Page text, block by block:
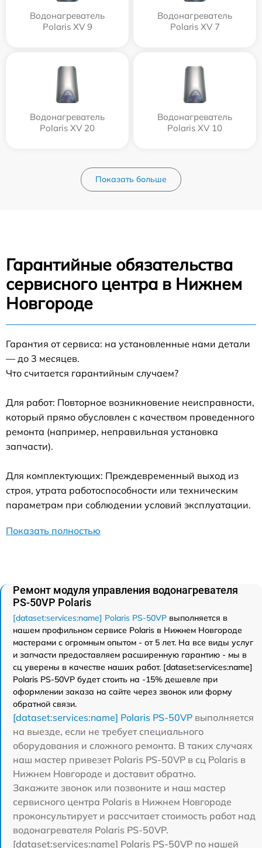
Водонагреватель
Polaris XV 9
Водонагреватель
Polaris XV 7
Водонагреватель
Polaris XV 20
Водонагреватель
Polaris XV 10
Показать больше
Гарантийные обязательства
сервисного центра в Нижнем
Новгороде
Гарантия от сервиса: на установленные нами детали
— до 3 месяцев.
Что считается гарантийным случаем?
Для работ: Повторное возникновение неисправности,
который прямо обусловлен с качеством проведенного
ремонта (например, неправильная установка
запчасти).
Для комплектующих: Преждевременный выход из
строя, утрата работоспособности или техническим
параметрам при соблюдении условий эксплуатации.
Показать полностью
Ремонт модуля управления водонагревателя
PS-50VP Polaris
[dataset:services:name] Polaris PS-50VP выполняется в
нашем профильном сервисе Polaris в Нижнем Новгороде
мастерами с огромным опытом - от 5 лет. На все виды услуг
и запчасти предоставляем расширенную гарантию - мы в
сц уверены в качестве наших работ. [dataset:services:name]
Polaris PS-50VP будет стоить на -15% дешевле при
оформлении заказа на сайте через звонок или форму
обратной связи.
[dataset:services:name] Polaris PS-50VP выполняется
на выезде, если не требует специального
оборудования и сложного ремонта. В таких случаях
наш мастер привезет Polaris PS-50VP в сц Polaris в
Нижнем Новгороде и доставит обратно.
Закажите звонок или позвоните и наш мастер
сервисного центра Polaris в Нижнем Новгороде
проконсультирует и рассчитает стоимость работ над
водонагревателя Polaris PS-50VP.
[dataset:services:name] Polaris PS-50VP по нашей